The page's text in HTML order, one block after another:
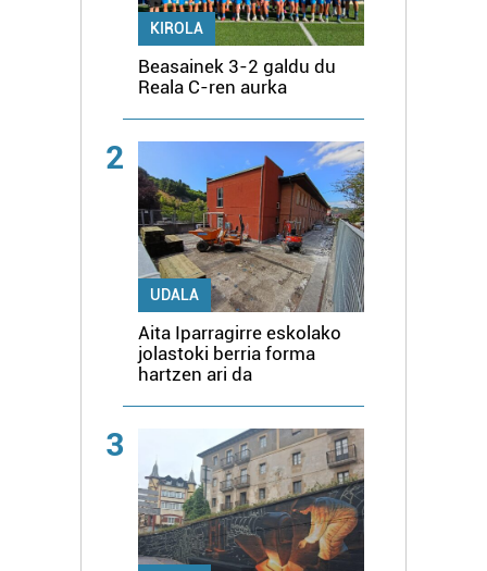
KIROLA
Beasainek 3-2 galdu du
Reala C-ren aurka
2
UDALA
Aita Iparragirre eskolako
jolastoki berria forma
hartzen ari da
3